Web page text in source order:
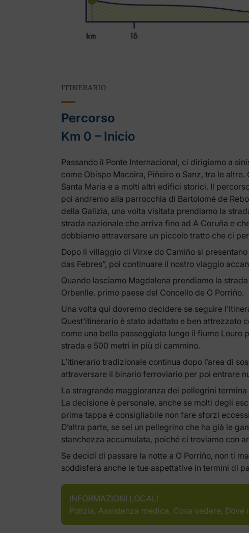
ITINERARIO
Percorso
Km 0 – Inicio
Passando il Ponte Internacional, ci dirigiamo a
come Obispo Maceira, Piñeiro o Sanz, tra le
Santa Maria e a molti altri edifici storici. Il
poi andremo alla parrocchia di Bartolomé de
della Galizia, una volta visitata prendiamo la
strada nazionale che arriva fino ad A Coruña e
dobbiamo attraversare un piccolo tratto che ci
Dopo il villaggio di Virxe do Camiño si
das Febres”, poi continuare il nostro viaggio
Quando lasciamo Magdalena prendiamo la
Orbenlle, primo paese del Concello de O Porriño.
Una volta qui dovremo decidere se seguire
Quest’itinerario è stato adattato e ben
come una bella passeggiata lungo il fiume Louro
strada e 500 metri in più di cammino.
L’itinerario tradizionale continua dopo l’area di
attraversare il binario ferroviario per poi entrare
La stragrande maggioranza dei pellegrini
La decisione è personale, anche se molti degli
prima tappa è consigliabile non fare sforzi
D’altra parte, se sei un pellegrino che ha già le
stanchezza accumulata, poiché ci troviamo con
Se decidi di passare la notte a O Porriño, non ti
soddisferá anche le tue aspettative in termini di
INFORMAZIONI LOCALI
Polizia, Assistenza medica, Cosa vedere, Dove